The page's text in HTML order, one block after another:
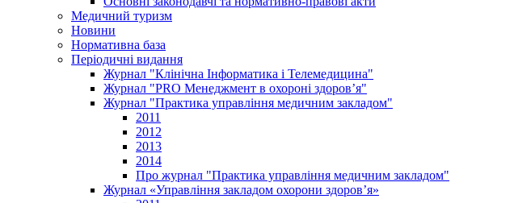
Медичний туризм
Новини
Нормативна база
Періодичні видання
Журнал "Клінічна Інформатика і Телемедицина"
Журнал "PRO Менеджмент в охороні здоров’я"
Журнал "Практика управління медичним закладом"
2011
2012
2013
2014
Про журнал "Практика управління медичним закладом"
Журнал «Управління закладом охорони здоров’я»